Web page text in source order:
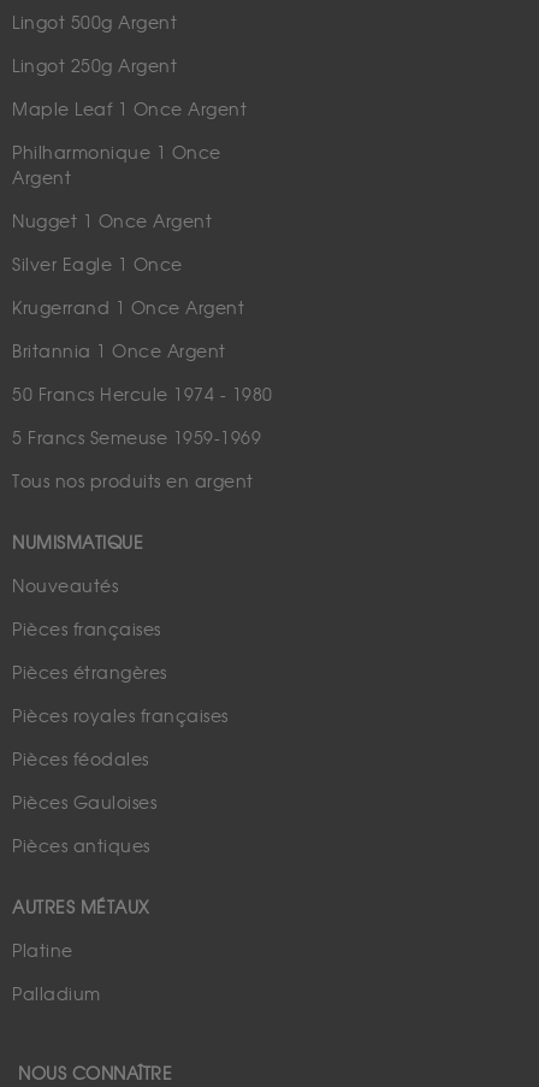
Lingot 500g Argent
Lingot 250g Argent
Maple Leaf 1 Once Argent
Philharmonique 1 Once
Argent
Nugget 1 Once Argent
Silver Eagle 1 Once
Krugerrand 1 Once Argent
Britannia 1 Once Argent
50 Francs Hercule 1974 - 1980
5 Francs Semeuse 1959-1969
Tous nos produits en argent
NUMISMATIQUE
Nouveautés
Pièces françaises
Pièces étrangères
Pièces royales françaises
Pièces féodales
Pièces Gauloises
Pièces antiques
AUTRES MÉTAUX
Platine
Palladium
NOUS CONNAÎTRE